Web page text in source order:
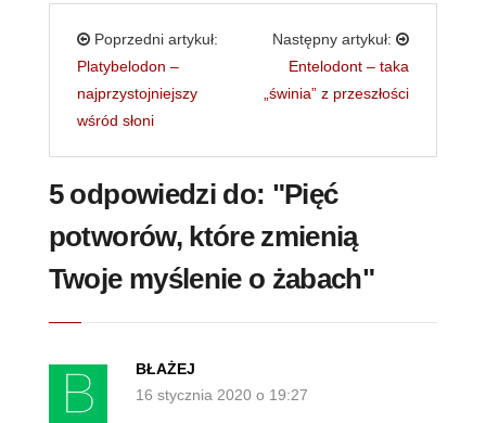
Poprzedni artykuł:
Platybelodon –
najprzystojniejszy
wśród słoni
Następny artykuł:
Entelodont – taka
„świnia” z przeszłości
5 odpowiedzi do: "Pięć
potworów, które zmienią
Twoje myślenie o żabach"
BŁAŻEJ
16 stycznia 2020 o 19:27